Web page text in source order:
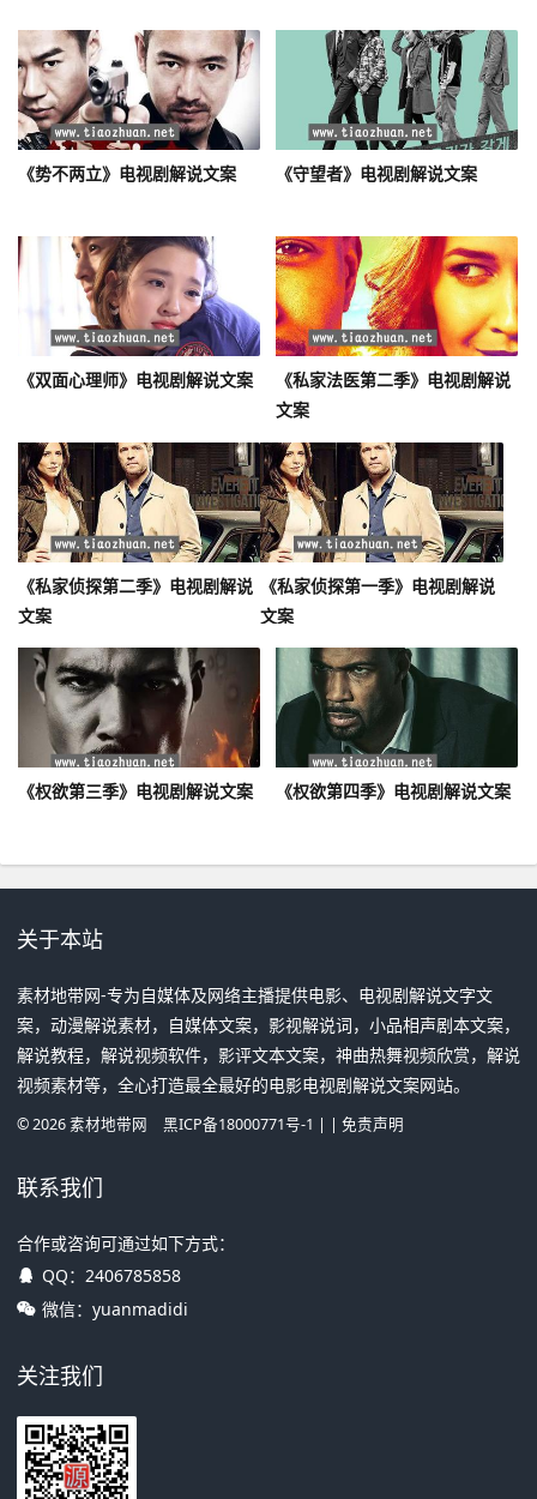
《势不两立》电视剧解说文案 《守望者》电视剧解说文案
《双面心理师》电视剧解说文案
《私家法医第二季》电视剧解说
文案
《私家侦探第二季》电视剧解说
文案
《私家侦探第一季》电视剧解说
文案
《权欲第三季》电视剧解说文案 《权欲第四季》电视剧解说文案
关于本站
素材地带网-专为自媒体及网络主播提供电影、电视剧解说文字文
案，动漫解说素材，自媒体文案，影视解说词，小品相声剧本文案，
解说教程，解说视频软件，影评文本文案，神曲热舞视频欣赏，解说
视频素材等，全心打造最全最好的电影电视剧解说文案网站。
©2026素材地带网 黑ICP备18000771号-1 | | 免责声明
联系我们
合作或咨询可通过如下方式：
QQ： 2406785858
微信：yuanmadidi
关注我们